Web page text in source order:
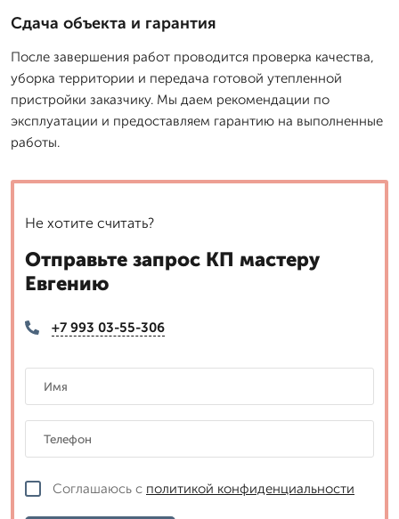
Сдача объекта и гарантия
После завершения работ проводится проверка качества,
уборка территории и передача готовой утепленной
пристройки заказчику. Мы даем рекомендации по
эксплуатации и предоставляем гарантию на выполненные
работы.
Не хотите считать?
Отправьте запрос КП мастеру
Евгению
+7 993 03-55-306
Соглашаюсь с политикой конфиденциальности